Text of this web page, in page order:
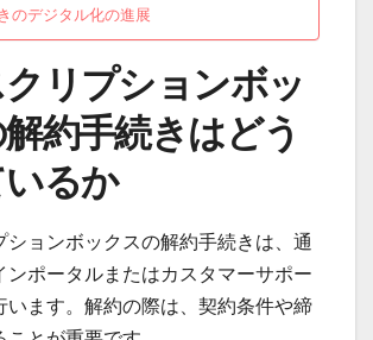
のデジタル化の進展
リプションボッ
約手続きはどう
るか
ションボックスの解約手続きは、通
ンポータルまたはカスタマーサポー
います。解約の際は、契約条件や締